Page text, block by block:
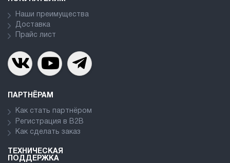
Наши преимущества
Доставка
Прайс лист
ПАРТНЁРАМ
Как стать партнёром
Регистрация в В2В
Как сделать заказ
ТЕХНИЧЕСКАЯ
ПОДДЕРЖКА